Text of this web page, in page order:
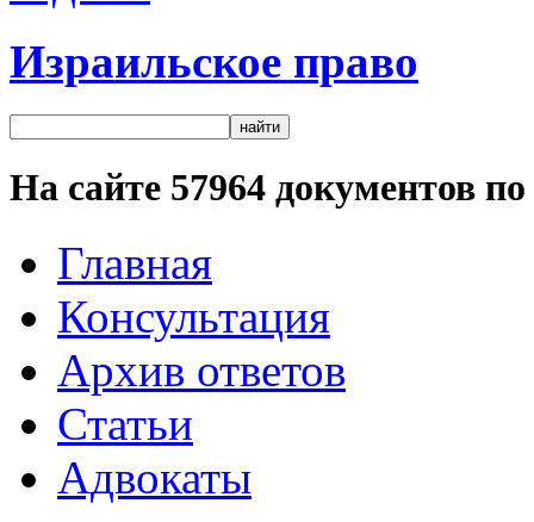
Израильское право
На сайте 57964 документов
Главная
Консультация
Архив ответов
Статьи
Адвокаты